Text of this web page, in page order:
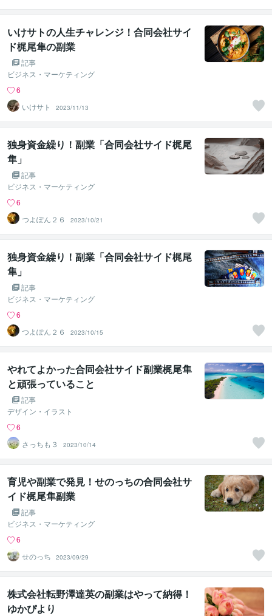
いけサトの人生チャレンジ！合同会社サイ
ド梶尾隼の副業
記事
ビジネス・マーケティング
6
いけサト
2023/11/13
独身資金繰り！副業「合同会社サイド梶尾
隼」
記事
ビジネス・マーケティング
6
つよぽん２６
2023/10/21
独身資金繰り！副業「合同会社サイド梶尾
隼」
記事
ビジネス・マーケティング
6
つよぽん２６
2023/10/15
やれてよかった合同会社サイド副業梶尾隼
と頑張っていること
記事
デザイン・イラスト
6
さっちも３
2023/10/14
育児や副業で発見！せのっちの合同会社サ
イド梶尾隼副業
記事
ビジネス・マーケティング
6
せのっち
2023/09/29
株式会社転野澤達英の副業はやって納得！
ゆかぴより